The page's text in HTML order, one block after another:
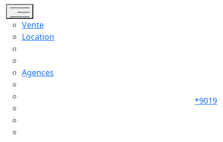
Toggle navigation
Vente
Location
Agences
*9019